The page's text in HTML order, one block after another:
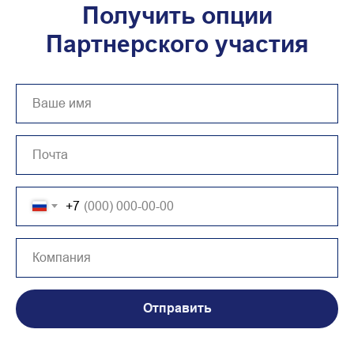
Получить опции
Партнерского участия
+7
Отправить